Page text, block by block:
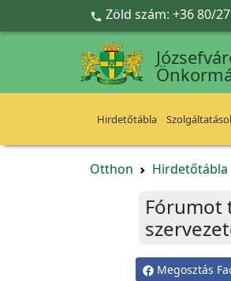
Ugrás a fő tartalomra
 Zöld szám: +36 80/
Hirdetőtábla
Otthon Hirdetőtábla
Fórumot
Megosztás